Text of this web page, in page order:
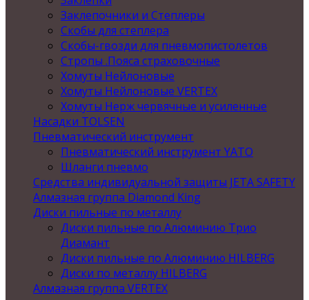
Заклепочники и Степлеры
Скобы для степлера
Скобы-гвозди для пневмопистолетов
Стропы .Пояса страховочные
Хомуты Нейлоновые
Хомуты Нейлоновые VERTEX
Хомуты Нерж червячные и усиленные
Насадки TOLSEN
Пневматический инструмент
Пневматический инструмент YATO
Шланги пневмо
Средства индивидуальной защиты JETA SAFETY
Алмазная группа Diamond King
Диски пильные по металлу
Диски пильные по Алюминию Трио
Диамант
Диски пильные по Алюминию HILBERG
Диски по металлу HILBERG
Алмазная группа VERTEX